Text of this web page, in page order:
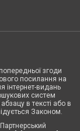
згоди
посилання на
інтернет-видань
систем
в тексті або в
Законом.